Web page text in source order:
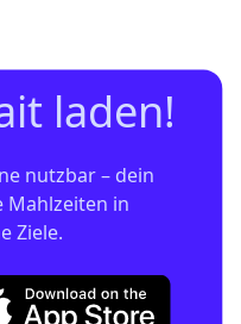
laden!
nutzbar – dein
Mahlzeiten in
Ziele.